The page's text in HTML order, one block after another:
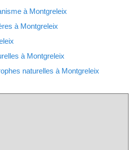
à Montgreleix
à Montgreleix
à Montgreleix
naturelles à Montgreleix